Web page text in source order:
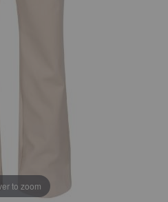
to zoom